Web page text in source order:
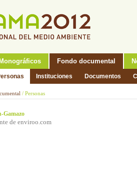
Monográficos Fondo documental
Instituciones Documentos
/ Personas
Gamazo
de enviroo.com